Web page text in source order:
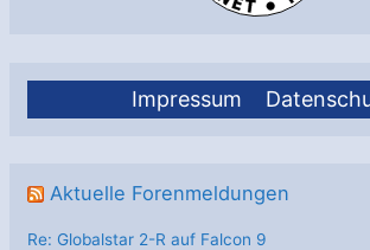
Impressum
Aktuelle Forenmeldungen
Re: Globalstar 2-R auf Falcon 9